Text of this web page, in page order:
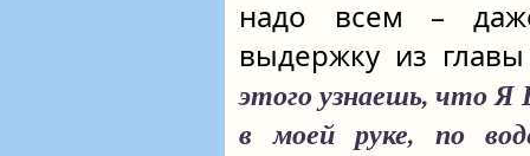
надо всем –
выдержку из
этого узнаешь, что Я
в моей руке, по